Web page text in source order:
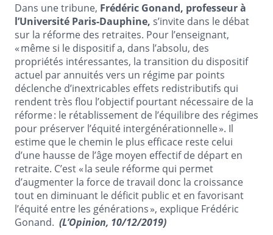
Dans une tribune, Frédéric Gonand, professeur à
l’Université Paris-Dauphine, s’invite dans le débat
sur la réforme des retraites. Pour l’enseignant,
« même si le dispositif a, dans l’absolu, des
propriétés intéressantes, la transition du dispositif
actuel par annuités vers un régime par points
déclenche d’inextricables effets redistributifs qui
rendent très flou l’objectif pourtant nécessaire de la
réforme : le rétablissement de l’équilibre des régimes
pour préserver l’équité intergénérationnelle ». Il
estime que le chemin le plus efficace reste celui
d’une hausse de l’âge moyen effectif de départ en
retraite. C’est « la seule réforme qui permet
d’augmenter la force de travail donc la croissance
tout en diminuant le déficit public et en favorisant
l’équité entre les générations », explique Frédéric
Gonand. (L’Opinion, 10/12/2019)